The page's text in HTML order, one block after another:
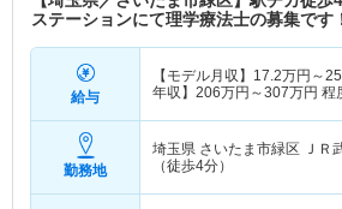
ステーションにて理学療法士の募集です
給与
【モデル月収】 17.2万円～
年収】 206万円～307万円 程
勤務地
埼玉県 さいたま市緑区 ＪＲ
（徒歩4分）